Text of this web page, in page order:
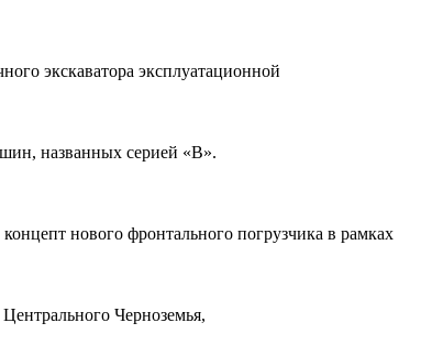
экскаватора эксплуатационной
названных серией «В».
нового фронтального погрузчика в рамках
Черноземья,